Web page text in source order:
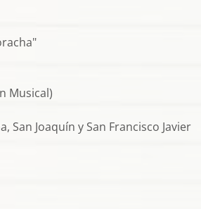
Musical)
San Joaquín y San Francisco Javier